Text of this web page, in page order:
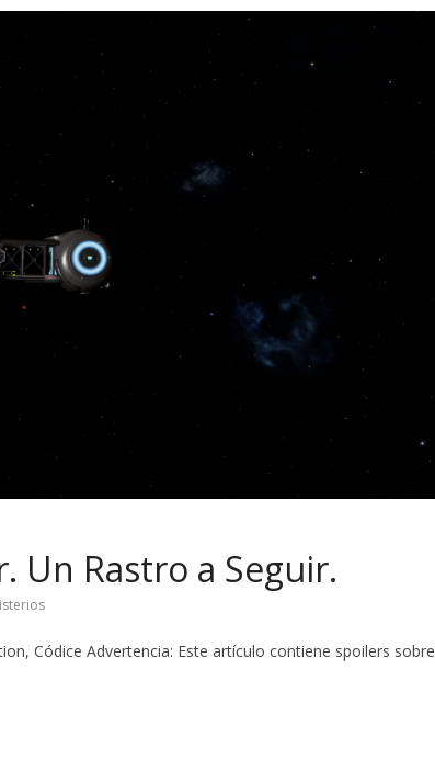
Un Rastro a Seguir.
Códice Advertencia: Este artículo contiene spoilers sobre